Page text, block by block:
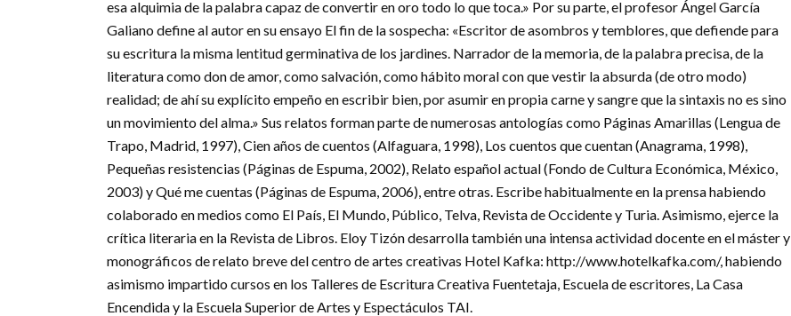
esa alquimia de la palabra capaz de convertir en oro todo lo que toca.» Por su parte, el profesor Ángel García
Galiano define al autor en su ensayo El fin de la sospecha: «Escritor de asombros y temblores, que defiende para
su escritura la misma lentitud germinativa de los jardines. Narrador de la memoria, de la palabra precisa, de la
literatura como don de amor, como salvación, como hábito moral con que vestir la absurda (de otro modo)
realidad; de ahí su explícito empeño en escribir bien, por asumir en propia carne y sangre que la sintaxis no es sino
un movimiento del alma.» Sus relatos forman parte de numerosas antologías como Páginas Amarillas (Lengua de
Trapo, Madrid, 1997), Cien años de cuentos (Alfaguara, 1998), Los cuentos que cuentan (Anagrama, 1998),
Pequeñas resistencias (Páginas de Espuma, 2002), Relato español actual (Fondo de Cultura Económica, México,
2003) y Qué me cuentas (Páginas de Espuma, 2006), entre otras. Escribe habitualmente en la prensa habiendo
colaborado en medios como El País, El Mundo, Público, Telva, Revista de Occidente y Turia. Asimismo, ejerce la
crítica literaria en la Revista de Libros. Eloy Tizón desarrolla también una intensa actividad docente en el máster y
monográficos de relato breve del centro de artes creativas Hotel Kafka: http://www.hotelkafka.com/, habiendo
asimismo impartido cursos en los Talleres de Escritura Creativa Fuentetaja, Escuela de escritores, La Casa
Encendida y la Escuela Superior de Artes y Espectáculos TAI.